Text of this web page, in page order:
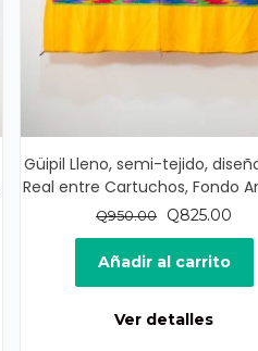
Güipil Lleno, semi-tejido,
Real entre Cartuchos, Fondo
Q950.00
El
precio
original
era:
Q825.00
es:
Añadir al carrito
Ver detalles